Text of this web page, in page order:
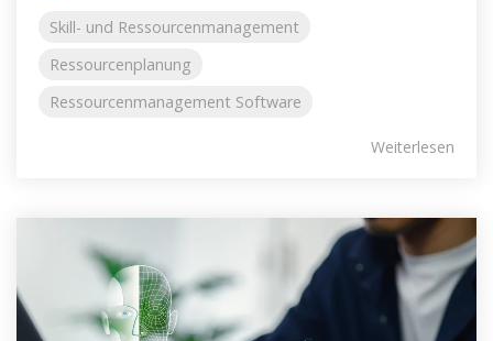
Skill- und Ressourcenmanagement
Ressourcenplanung
Ressourcenmanagement Software
Weiterlesen